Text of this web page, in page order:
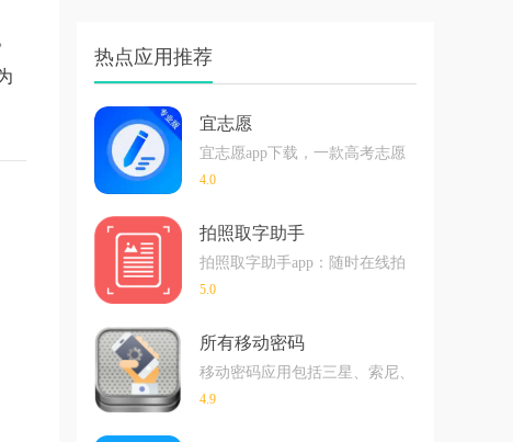
热点应用推荐
宜志愿
宜志愿app下载，一款高考志愿填报助手，在
4.0
拍照取字助手
拍照取字助手app：随时在线拍照就可以轻松
5.0
所有移动密码
移动密码应用包括三星、索尼、联想、摩托
4.9